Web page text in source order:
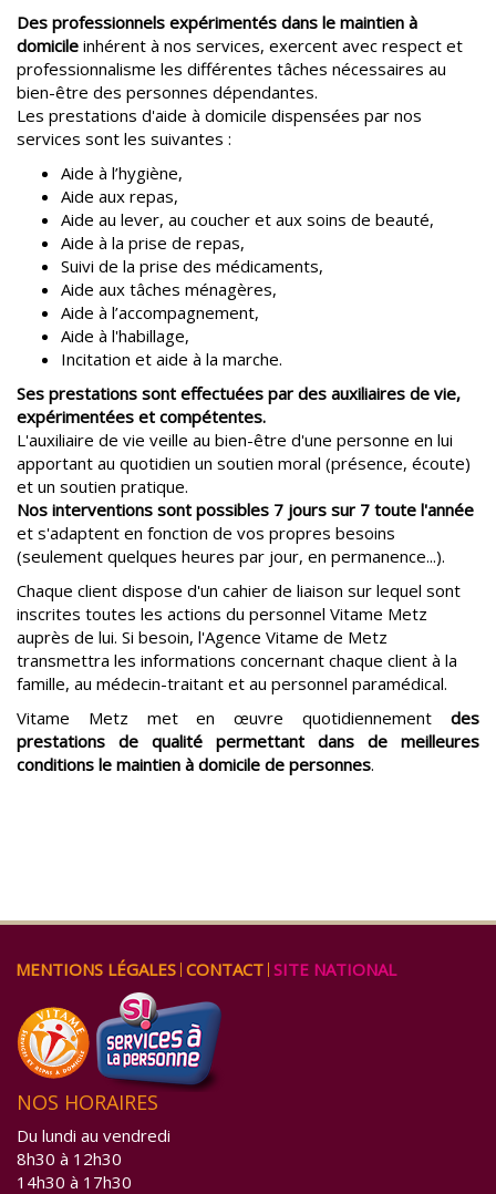
Des professionnels expérimentés dans le maintien à
domicile inhérent à nos services, exercent avec respect et
professionnalisme les différentes tâches nécessaires au
bien-être des personnes dépendantes.
Les prestations d'aide à domicile dispensées par nos
services sont les suivantes :
Aide à l’hygiène,
Aide aux repas,
Aide au lever, au coucher et aux soins de beauté,
Aide à la prise de repas,
Suivi de la prise des médicaments,
Aide aux tâches ménagères,
Aide à l’accompagnement,
Aide à l'habillage,
Incitation et aide à la marche.
Ses prestations sont effectuées par des auxiliaires de vie,
expérimentées et compétentes.
L'auxiliaire de vie veille au bien-être d'une personne en lui
apportant au quotidien un soutien moral (présence, écoute)
et un soutien pratique.
Nos interventions sont possibles 7 jours sur 7 toute l'année
et s'adaptent en fonction de vos propres besoins
(seulement quelques heures par jour, en permanence...).
Chaque client dispose d'un cahier de liaison sur lequel sont
inscrites toutes les actions du personnel Vitame Metz
auprès de lui. Si besoin, l'Agence Vitame de Metz
transmettra les informations concernant chaque client à la
famille, au médecin-traitant et au personnel paramédical.
Vitame Metz met en œuvre quotidiennement des
prestations de qualité permettant dans de meilleures
conditions le maintien à domicile de personnes.
ALLER
CONTENU
MENTIONS LÉGALES CONTACT SITE NATIONAL
NOS HORAIRES
Du lundi au vendredi
8h30 à 12h30
14h30 à 17h30